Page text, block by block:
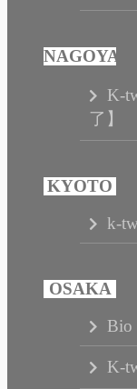
K-
了】
k-
Bio
K-